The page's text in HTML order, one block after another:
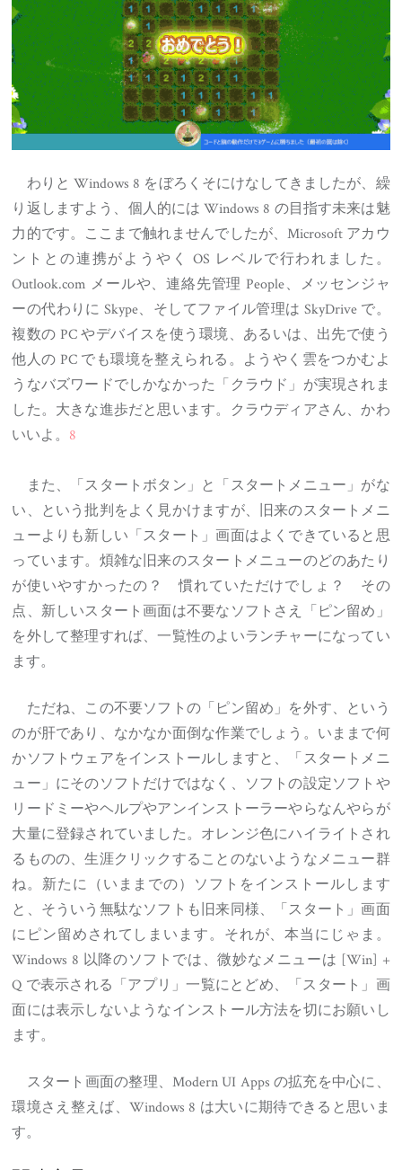
わりと Windows 8 をぼろくそにけなしてきましたが、繰
り返しますよう、個人的には Windows 8 の目指す未来は魅
力的です。ここまで触れませんでしたが、Microsoft アカウ
ントとの連携がようやく OS レベルで行われました。
Outlook.com メールや、連絡先管理 People、メッセンジャ
ーの代わりに Skype、そしてファイル管理は SkyDrive で。
複数の PC やデバイスを使う環境、あるいは、出先で使う
他人の PC でも環境を整えられる。ようやく雲をつかむよ
うなバズワードでしかなかった「クラウド」が実現されま
した。大きな進歩だと思います。クラウディアさん、かわ
いいよ。 8
また、「スタートボタン」と「スタートメニュー」がな
い、という批判をよく見かけますが、旧来のスタートメニ
ューよりも新しい「スタート」画面はよくできていると思
っています。煩雑な旧来のスタートメニューのどのあたり
が使いやすかったの？ 慣れていただけでしょ？ その
点、新しいスタート画面は不要なソフトさえ「ピン留め」
を外して整理すれば、一覧性のよいランチャーになってい
ます。
ただね、この不要ソフトの「ピン留め」を外す、という
のが肝であり、なかなか面倒な作業でしょう。いままで何
かソフトウェアをインストールしますと、「スタートメニ
ュー」にそのソフトだけではなく、ソフトの設定ソフトや
リードミーやヘルプやアンインストーラーやらなんやらが
大量に登録されていました。オレンジ色にハイライトされ
るものの、生涯クリックすることのないようなメニュー群
ね。新たに（いままでの）ソフトをインストールします
と、そういう無駄なソフトも旧来同様、「スタート」画面
にピン留めされてしまいます。それが、本当にじゃま。
Windows 8 以降のソフトでは、微妙なメニューは [Win] +
Q で表示される「アプリ」一覧にとどめ、「スタート」画
面には表示しないようなインストール方法を切にお願いし
ます。
スタート画面の整理、Modern UI Apps の拡充を中心に、
環境さえ整えば、Windows 8 は大いに期待できると思いま
す。